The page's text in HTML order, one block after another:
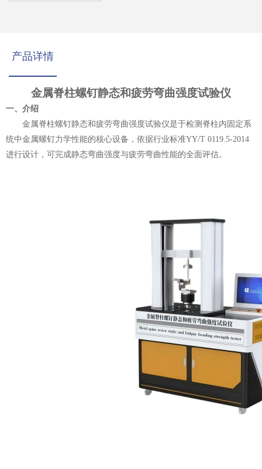
产品详情
金属脊柱螺钉静态和疲劳弯曲强度试验仪
‌一、 介绍
金属脊柱螺钉静态和疲劳弯曲强度试验仪‌是于检测脊柱内固定系
统中金属螺钉力学性能的核心设备，依据行业标准YY/T 0119.5-2014
进行设计，可完成静态弯曲强度与疲劳弯曲性能的全面评估。